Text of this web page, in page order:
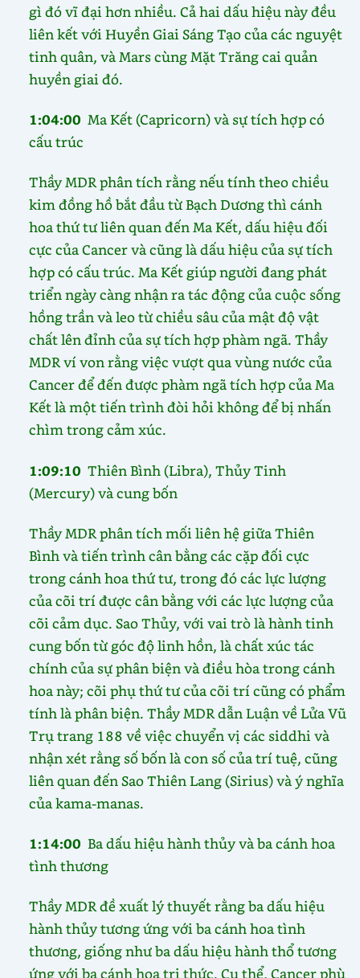
gì đó vĩ đại hơn nhiều. Cả hai dấu hiệu này đều
liên kết với Huyền Giai Sáng Tạo của các nguyệt
tinh quân, và Mars cùng Mặt Trăng cai quản
huyền giai đó.
1:04:00 Ma Kết (Capricorn) và sự tích hợp có
cấu trúc
Thầy MDR phân tích rằng nếu tính theo chiều
kim đồng hồ bắt đầu từ Bạch Dương thì cánh
hoa thứ tư liên quan đến Ma Kết, dấu hiệu đối
cực của Cancer và cũng là dấu hiệu của sự tích
hợp có cấu trúc. Ma Kết giúp người đang phát
triển ngày càng nhận ra tác động của cuộc sống
hồng trần và leo từ chiều sâu của mật độ vật
chất lên đỉnh của sự tích hợp phàm ngã. Thầy
MDR ví von rằng việc vượt qua vùng nước của
Cancer để đến được phàm ngã tích hợp của Ma
Kết là một tiến trình đòi hỏi không để bị nhấn
chìm trong cảm xúc.
1:09:10Thiên Bình (Libra), Thủy Tinh
(Mercury) và cung bốn
Thầy MDR phân tích mối liên hệ giữa Thiên
Bình và tiến trình cân bằng các cặp đối cực
trong cánh hoa thứ tư, trong đó các lực lượng
của cõi trí được cân bằng với các lực lượng của
cõi cảm dục. Sao Thủy, với vai trò là hành tinh
cung bốn từ góc độ linh hồn, là chất xúc tác
chính của sự phân biện và điều hòa trong cánh
hoa này; cõi phụ thứ tư của cõi trí cũng có phẩm
tính là phân biện. Thầy MDR dẫn Luận về Lửa Vũ
Trụ trang 188 về việc chuyển vị các siddhi và
nhận xét rằng số bốn là con số của trí tuệ, cũng
liên quan đến Sao Thiên Lang (Sirius) và ý nghĩa
của kama-manas.
1:14:00Ba dấu hiệu hành thủy và ba cánh hoa
tình thương
Thầy MDR đề xuất lý thuyết rằng ba dấu hiệu
hành thủy tương ứng với ba cánh hoa tình
thương, giống như ba dấu hiệu hành thổ tương
ứng với ba cánh hoa tri thức. Cụ thể, Cancer phù